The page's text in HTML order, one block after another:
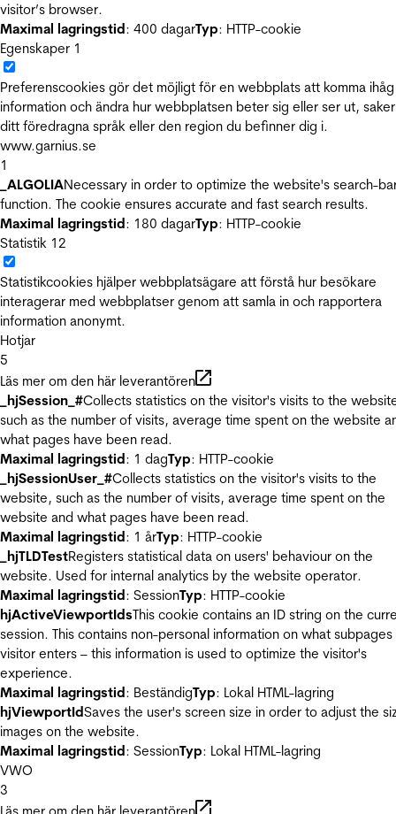
visitor’s browser.
Maximal lagringstid: 400 dagarTyp: HTTP-cookie
Egenskaper 1
Preferenscookies gör det möjligt för en webbplats att komma ihåg
information och ändra hur webbplatsen beter sig eller ser ut,
ditt föredragna språk eller den region du befinner dig i.
www.garnius.se
1
_ALGOLIANecessary in order to optimize the website's search-
function. The cookie ensures accurate and fast search results.
Maximal lagringstid: 180 dagarTyp: HTTP-cookie
Statistik 12
Statistikcookies hjälper webbplatsägare att förstå hur besökare
interagerar med webbplatser genom att samla in och rapportera
information anonymt.
Hotjar
5
Läs mer om den här leverantören
_hjSession_#Collects statistics on the visitor's visits to the
such as the number of visits, average time spent on the website
what pages have been read.
Maximal lagringstid: 1 dagTyp: HTTP-cookie
_hjSessionUser_#Collects statistics on the visitor's visits to the
website, such as the number of visits, average time spent on the
website and what pages have been read.
Maximal lagringstid: 1 årTyp: HTTP-cookie
_hjTLDTestRegisters statistical data on users' behaviour on the
website. Used for internal analytics by the website operator.
Maximal lagringstid: SessionTyp: HTTP-cookie
hjActiveViewportIdsThis cookie contains an ID string on the
session. This contains non-personal information on what
visitor enters – this information is used to optimize the visitor's
experience.
Maximal lagringstid: BeständigTyp: Lokal HTML-lagring
hjViewportIdSaves the user's screen size in order to adjust the
images on the website.
Maximal lagringstid: SessionTyp: Lokal HTML-lagring
VWO
3